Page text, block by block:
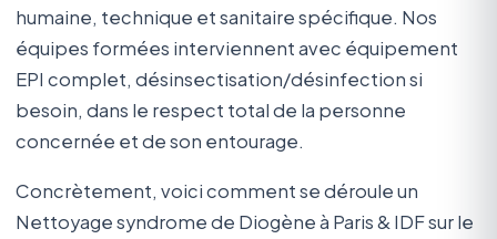
humaine, technique et sanitaire spécifique. Nos
équipes formées interviennent avec équipement
EPI complet, désinsectisation/désinfection si
besoin, dans le respect total de la personne
concernée et de son entourage.
Concrètement, voici comment se déroule un
Nettoyage syndrome de Diogène à Paris & IDF sur le